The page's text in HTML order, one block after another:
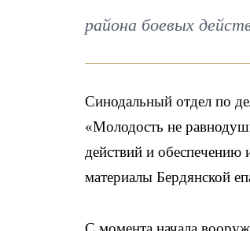
района боевых
Синодальный отдел по
«Молодость не
действий и
материалы Бердянской